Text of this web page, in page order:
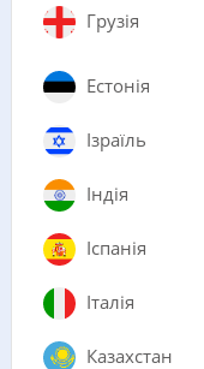
Грузія
Естонія
Ізраїль
Індія
Іспанія
Італія
Казахстан